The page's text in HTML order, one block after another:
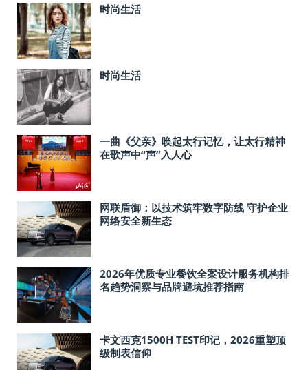
时尚生活
时尚生活
一曲《父亲》唤起太行记忆，让太行精神
在歌声中“声”入人心
网联盾御：以技术筑牢数字防线 守护企业
网络安全新生态
2026年优质专业餐饮全案设计服务机构排
名趋势洞察与品牌避坑推荐指南
卡文西克1500H TEST印记，2026重塑顶
级制表信仰